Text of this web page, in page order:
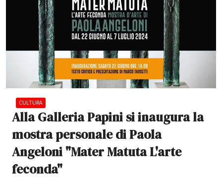
CULTURA
Alla Galleria Papini si inaugura la
mostra personale di Paola
Angeloni "Mater Matuta L'arte
feconda"